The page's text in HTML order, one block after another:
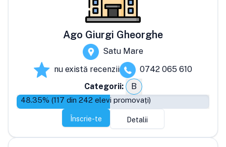
Ago Giurgi Gheorghe
Satu Mare
nu există recenzii
0742 065 610
Categorii:
B
48.35% (117 din 242 elevi promovați)
Înscrie-te Detalii